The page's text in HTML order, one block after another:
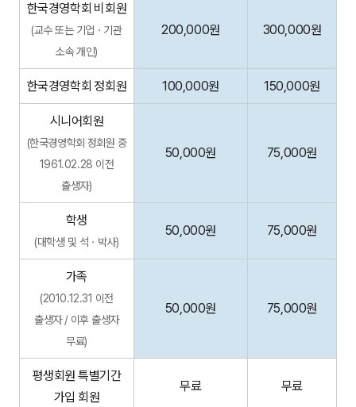
한국경영학회 비회원
(교수 또는 기업ㆍ기관
소속 개인)
200,000원 300,000원
한국경영학회 정회원 100,000원 150,000원
시니어회원
(한국경영학회 정회원 중
1961.02.28 이전
출생자)
50,000원 75,000원
학생
(대학생 및 석ㆍ박사)
50,000원 75,000원
가족
(2010.12.31 이전
출생자 / 이후 출생자
무료)
50,000원 75,000원
평생회원 특별기간
가입 회원
무료 무료